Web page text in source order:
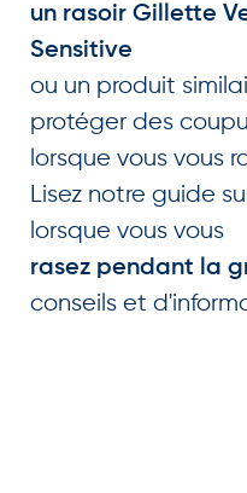
un rasoir Gillette
Sensitive
ou un produit
protéger des
lorsque vous vous
Lisez notre guide
lorsque vous vous
rasez pendant la
conseils et